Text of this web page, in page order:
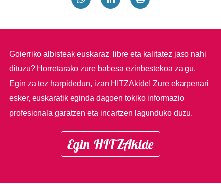
Goierriko albisteak euskaraz, libre eta kalitatez jaso nahi
dituzu? Horretarako zure babesa ezinbestekoa zaigu.
Egin zaitez harpidedun, izan HITZAkide!Zure ekarpenari
esker, euskaratik eginda dagoen tokiko informazio
profesionala garatzen eta indartzen lagunduko duzu.
Egin HITZAkide